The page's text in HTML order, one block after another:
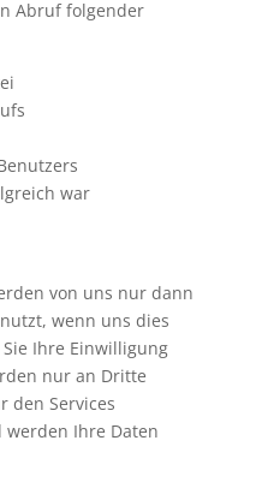
Abruf folgender
war
von uns nur dann
wenn uns dies
Ihre Einwilligung
nur an Dritte
den Services
werden Ihre Daten